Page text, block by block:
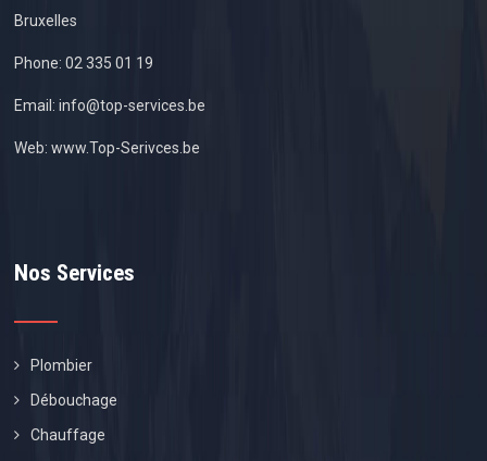
Bruxelles
Phone:02 335 01 19
Email:info@top-services.be
Web:www.Top-Serivces.be
Nos Services
Plombier
Débouchage
Chauffage